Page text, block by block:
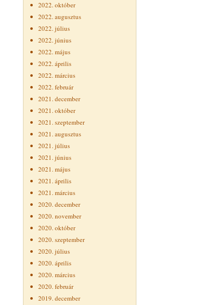
2022. október
2022. augusztus
2022. július
2022. június
2022. május
2022. április
2022. március
2022. február
2021. december
2021. október
2021. szeptember
2021. augusztus
2021. július
2021. június
2021. május
2021. április
2021. március
2020. december
2020. november
2020. október
2020. szeptember
2020. július
2020. április
2020. március
2020. február
2019. december